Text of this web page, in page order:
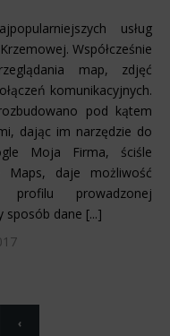
usług
Współcześnie
map, zdjęć
komunikacyjnych.
pod kątem
dając im narzędzie do
Moja Firma, ściśle
Maps, daje możliwość
profilu prowadzonej
sposób dane [...]
‹